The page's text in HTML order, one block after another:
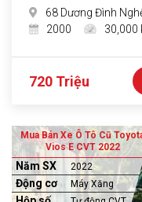
68 Dương Đình
2000
30,000
720 Triệu
Mua Bán Xe Ô Tô Cũ
Vios E CVT 2022
Năm SX 2022
Động cơ Máy Xăng